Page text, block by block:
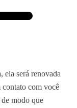
ela será renovada
contato com você
de modo que